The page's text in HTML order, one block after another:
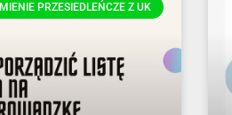
MIENIE PRZESIEDLEŃCZE Z UK